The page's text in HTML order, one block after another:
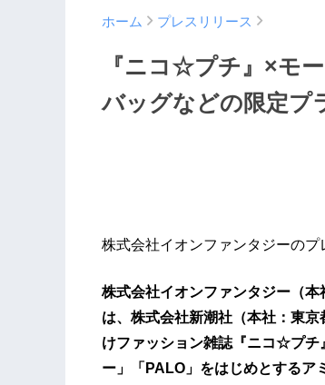
ホーム プレスリリース
『ニコ☆プチ』×モ
バッグなどの限定プ
株式会社イオンファンタジーのプ
株式会社イオンファンタジー（本
は、株式会社新潮社（本社：東
けファッション雑誌『ニコ☆プチ
ー」「PALO」をはじめとするア